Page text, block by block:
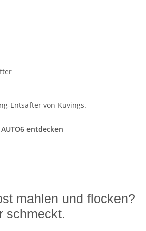
Entsafter von Kuvings.
AUTO6 entdecken
mahlen und flocken?
schmeckt.